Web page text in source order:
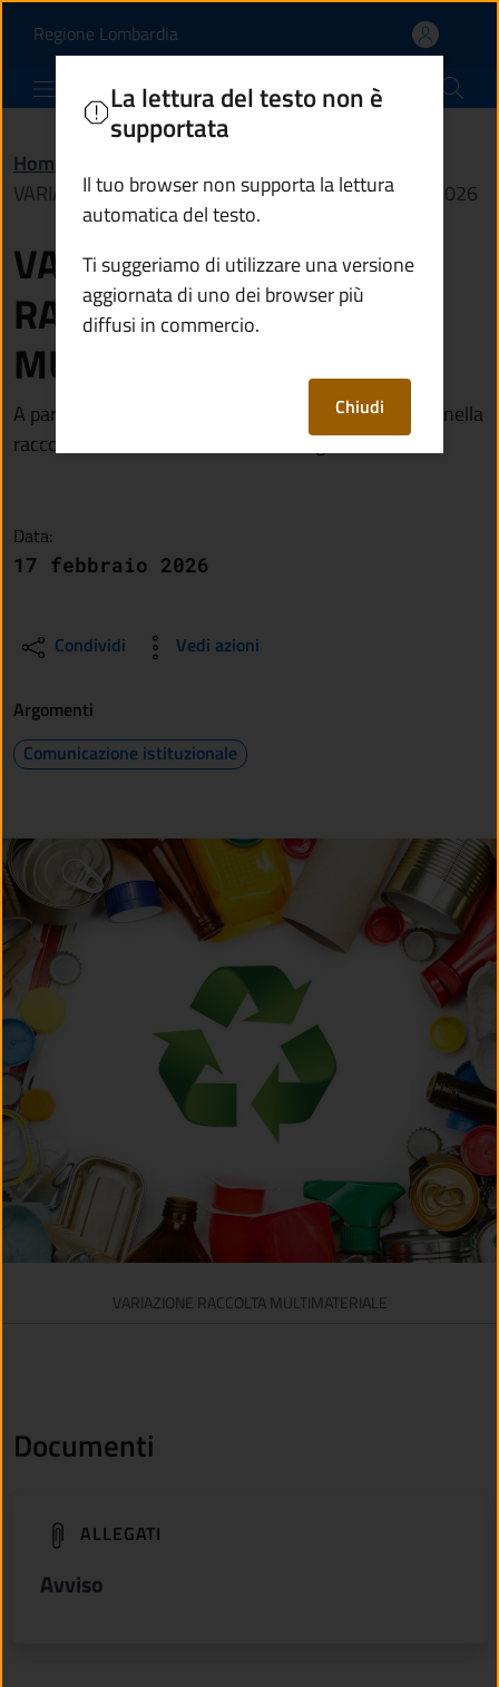
VARIAZIONE NELLA
Regione Lombardia(apre in un'altra scheda).
Comune di Berzo Inferiore
Home
VARIAZIONE NELLA RACCOLTA MULTIMATERIALE 2026
VARIAZIONE NELLA
RACCOLTA
MULTIMATERIALE 2026
A partire da marzo 2026 ci saranno delle variazioni nella
raccolta del multimateriale. Vedi allegato
Data:
17 febbraio 2026
Condividi Vedi azioni
La lettura del testo non è
supportata
Il tuo browser non supporta la lettura
automatica del testo.
Ti suggeriamo di utilizzare una versione
aggiornata di uno dei browser più
diffusi in commercio.
Chiudi
Argomenti
Comunicazione istituzionale
VARIAZIONE RACCOLTA MULTIMATERIALE
Documenti
ALLEGATI
Avviso
(apre in un'altra scheda).